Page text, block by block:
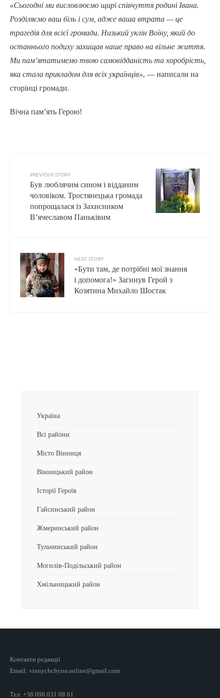
«Сьогодні ми висловлюємо щирі співчуття родині Івана.
Розділяємо ваш біль і сум, адже ваша втрата — це
трагедія для всієї громади. Низький уклін Воїну, який до
останнього подиху захищав наше право на вільне життя.
Ми пам’ятатимемо твою самовідданість та хоробрість,
яка стала прикладом для всіх українців», — написали на
сторінці громади.
Вічна пам’ять Герою!
PREVIOUS STORY
Був люблячим сином і відданим
чоловіком. Тростянецька громада
попрощалася із Захисником
В’ячеславом Паньківим
NEXT STORY
«Бути там, де потрібні мої знання
і допомога!» Загинув Герой з
Козятина Михайло Шостак
Україна
Всі райони
Місто Вінниця
Вінницький район
Історії Героїв
Гайсинський район
Жмеринський район
Тульчинський район
Могилів-Подільський район
Хмільницький район
Контакти редакції
Email: vinnychchyna.online@gmail.com
Тел: +38 098 031 08 61